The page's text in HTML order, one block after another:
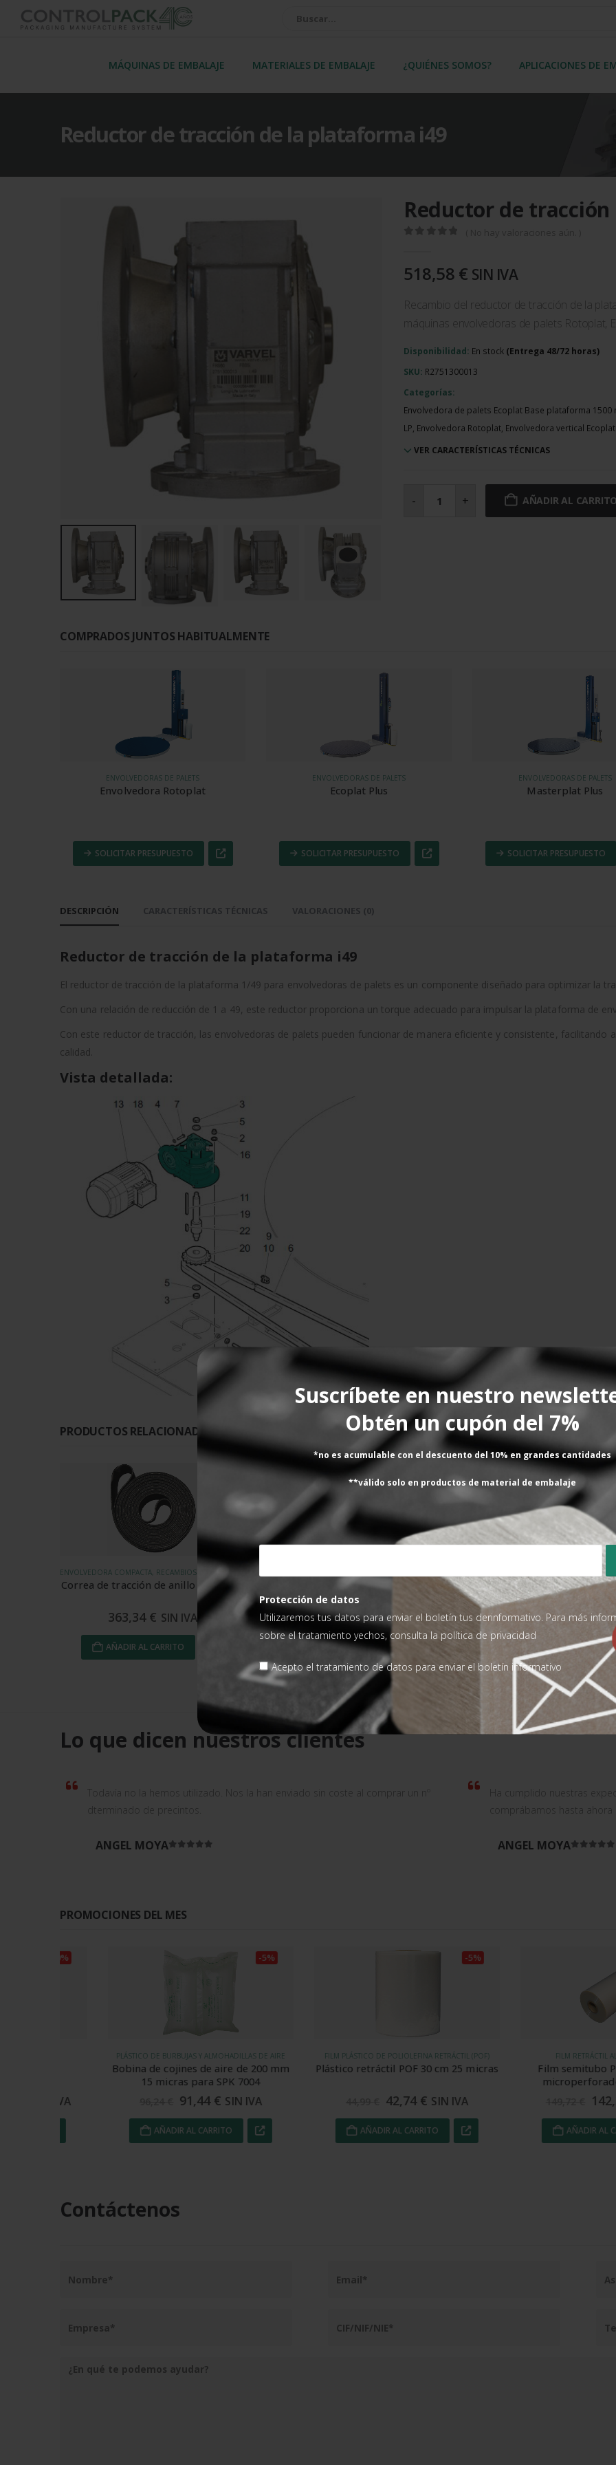
Suscríbete en nuestro
Obtén un cupón del 7%
*no es acumulable con el descuento del 10% en grandes cantidades
**válido solo en productos de material de embalaje
Protección de datos
Utilizaremos tus datos para enviar el boletín tus derinformativo. Para más
sobre el tratamiento yechos, consulta la política de privacidad
Acepto el tratamiento de datos para enviar el boletín informativo
MÁQUINAS DE EMBALAJE MATERIALES DE EMBALAJE ¿QUIÉNES SOMOS? APLICACIONES DE
Reductor de tracción de la plataforma i49
Reductor de
518,58 € SIN IVA
Recambio del reductor de tracción de la
máquinas envolvedoras de palets Rotoplat,
Disponibilidad: En stock
SKU: R2751300013
Categorías:
Envolvedora de palets Ecoplat Base plataforma
LP, Envolvedora Rotoplat, Envolvedora vertical
VER CARACTERÍSTICAS TÉCNICAS
- tracción + AÑADIR AL
COMPRADOS JUNTOS HABITUALMENTE
ENVOLVEDORAS DE PALETS
Envolvedora Rotoplat
SOLICITAR PRESUPUESTO
ENVOLVEDORAS DE PALETS
Ecoplat Plus
SOLICITAR PRESUPUESTO
ENVOLVEDORAS DE PALETS
Masterplat Plus
SOLICITAR PRESUPUESTO
DESCRIPCIÓN CARACTERÍSTICAS TÉCNICAS VALORACIONES (0)
Reductor de tracción de la plataforma i49
El reductor de tracción de la plataforma 1/49 para envolvedoras de palets es un componente diseñado para optimizar la
Con una relación de reducción de 1 a 49, este reductor proporciona un torque adecuado para impulsar la plataforma de
Con este reductor de tracción, las envolvedoras de palets pueden funcionar de manera eficiente y consistente, facilitando
calidad.
Vista detallada:
PRODUCTOS RELACIONADOS CON ESTE PRODUCTO
ENVOLVEDORA COMPACTA, RECAMBIOS PARA MÁQUINAS DE EMBALAJE
Correa de tracción de anillo 2.660 mm
363,34 € SIN IVA
AÑADIR AL CARRITO
Freno para carro portabobinas FRD
14,23€ SIN IVA
AÑADIR AL CARRITO
Placa de control PLC y de
879,42€ SIN IVA
AÑADIR AL CARRITO
Lo que dicen nuestros clientes
Todavía no la hemos utilizado. Nos la han enviado sin coste al comprar un nº
dterminado de precintos.
ANGEL MOYA
Ha cumplido nuestras
comprábamos hasta
ANGEL MOYA
PROMOCIONES DEL MES
PLÁSTICO DE BURBUJAS Y ALMOHADILLAS DE AIRE
Bobina de cojines de aire de 200 mm
15 micras para SPK 7004
SIN IVA
-5%
AÑADIR AL CARRITO
FILM PLÁSTICO DE POLIOLEFINA RETRÁCTIL (POF)
Plástico retráctil POF 30 cm 25 micras
SIN IVA
AÑADIR AL CARRITO
FILM RETRÁCTIL ALIMENTARIO
Film semitubo POF
microperforado 65 cm
SIN
AÑADIR AL CARRITO
Contáctenos